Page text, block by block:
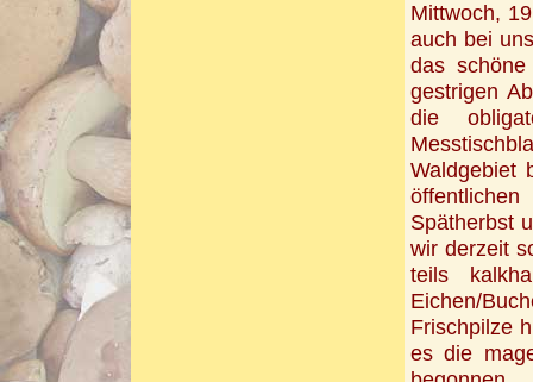
Mittwoch,
auch bei
das
gestrigen
die
Waldgebiet
Spätherbst
wir derzeit
teils
Eichen/
Frischpilze
es die